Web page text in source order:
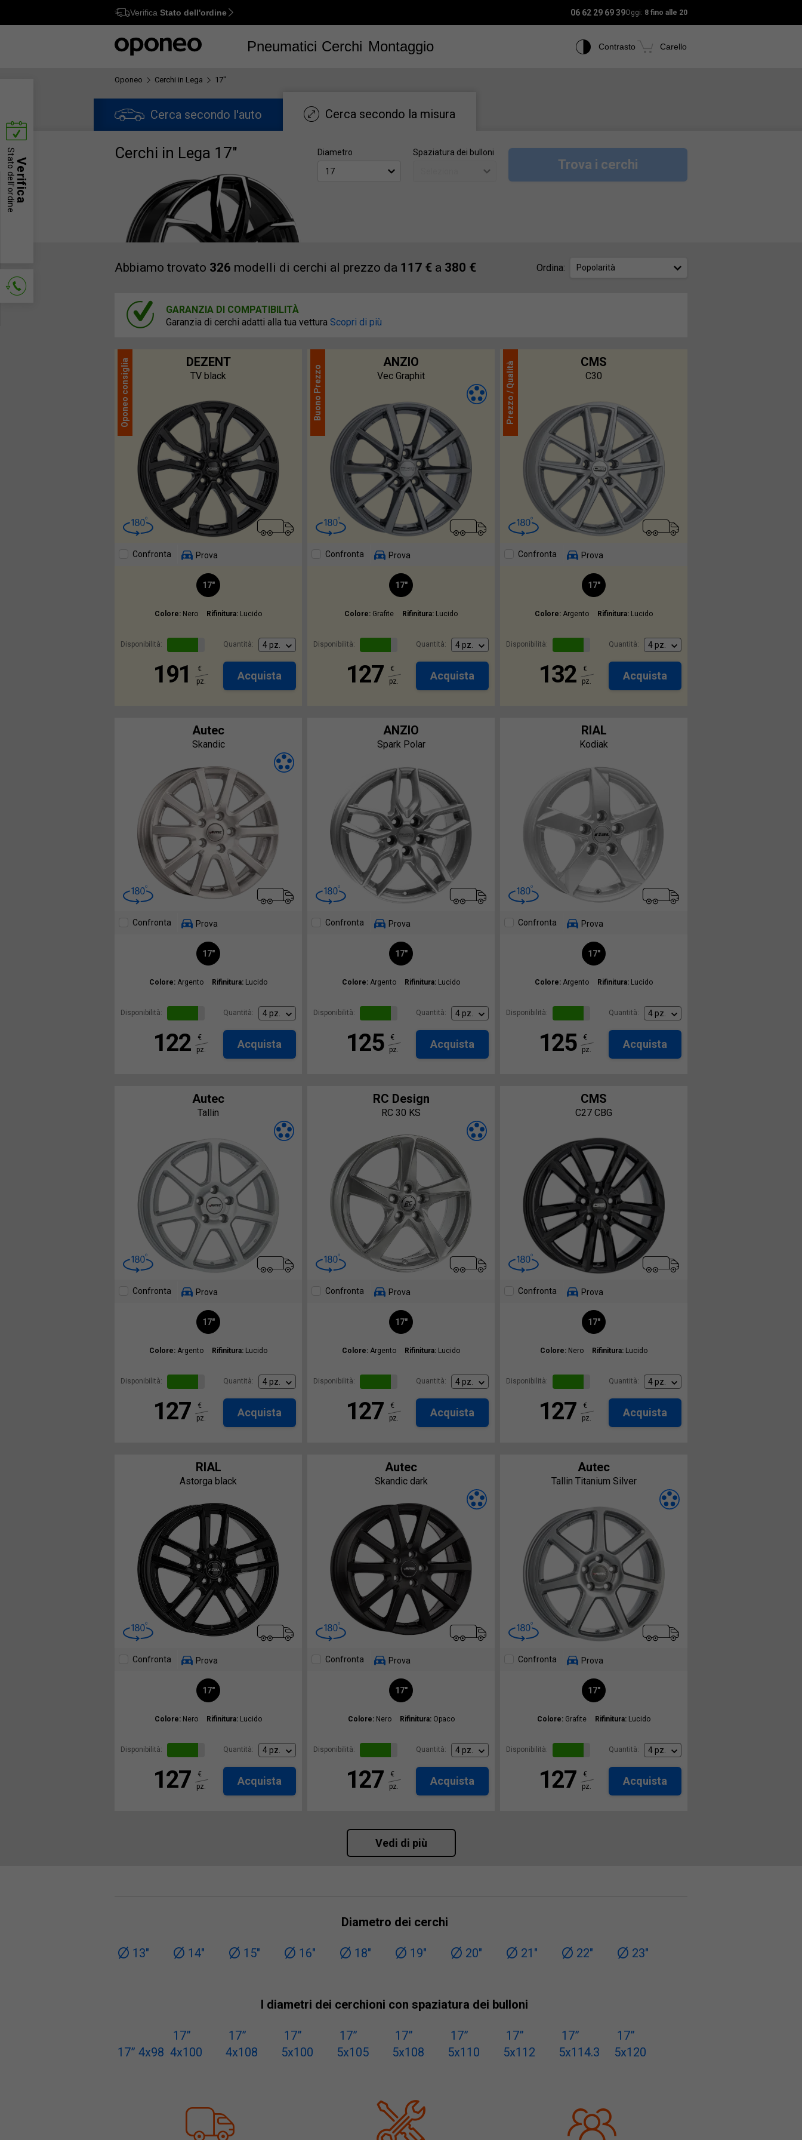
Ctrl M
Verifica Stato dell'ordine 06 62 29 69 39Oggi: 8 fino alle 20
Pneumatici Cerchi Montaggio Contrasto Carello
Oponeo Cerchi in Lega 17"
Cerca secondo l'auto Cerca secondo la misura
Cerchi in Lega 17" Diametro Spaziatura dei bulloni
Trova i cerchi
Abbiamo trovato 326 modelli di cerchi al prezzo da 117 € a 380 € Ordina: Popolarità
GARANZIA DI COMPATIBILITÀ
Garanzia di cerchi adatti alla tua vettura Scopri di più
DEZENT
TV black
Oponeo
consiglia
Confronta Prova
17"
Colore: Nero Rifinitura: Lucido
Disponibilità: Quantità:
191
€
pz.
Acquista
ANZIO
Vec Graphit
Buono
Prezzo
Confronta Prova
17"
Colore: Grafite Rifinitura: Lucido
Disponibilità: Quantità:
127
€
pz.
Acquista
CMS
C30
Prezzo /
Qualità
Confronta Prova
17"
Colore: Argento Rifinitura: Lucido
Disponibilità: Quantità:
132
€
pz.
Acquista
Autec
Skandic
Confronta Prova
17"
Colore: Argento Rifinitura: Lucido
Disponibilità: Quantità:
122
€
pz.
Acquista
ANZIO
Spark Polar
Confronta Prova
17"
Colore: Argento Rifinitura: Lucido
Disponibilità: Quantità:
125
€
pz.
Acquista
RIAL
Kodiak
Confronta Prova
17"
Colore: Argento Rifinitura: Lucido
Disponibilità: Quantità:
125
€
pz.
Acquista
Autec
Tallin
Confronta Prova
17"
Colore: Argento Rifinitura: Lucido
Disponibilità: Quantità:
127
€
pz.
Acquista
RC Design
RC 30 KS
Confronta Prova
17"
Colore: Argento Rifinitura: Lucido
Disponibilità: Quantità:
127
€
pz.
Acquista
CMS
C27 CBG
Confronta Prova
17"
Colore: Nero Rifinitura: Lucido
Disponibilità: Quantità:
127
€
pz.
Acquista
RIAL
Astorga black
Confronta Prova
17"
Colore: Nero Rifinitura: Lucido
Disponibilità: Quantità:
127
€
pz.
Acquista
Autec
Skandic dark
Confronta Prova
17"
Colore: Nero Rifinitura: Opaco
Disponibilità: Quantità:
127
€
pz.
Acquista
Autec
Tallin Titanium Silver
Confronta Prova
17"
Colore: Grafite Rifinitura: Lucido
Disponibilità: Quantità:
127
€
pz.
Acquista
Vedi di più
Diametro dei cerchi
13" 14" 15" 16" 18" 19" 20" 21" 22" 23"
I diametri dei cerchioni con spaziatura dei bulloni
17” 4x98
17”
4x100
17”
4x108
17”
5x100
17”
5x105
17”
5x108
17”
5x110
17”
5x112
17”
5x114.3
17”
5x120
Verifica
Stato dell'ordine